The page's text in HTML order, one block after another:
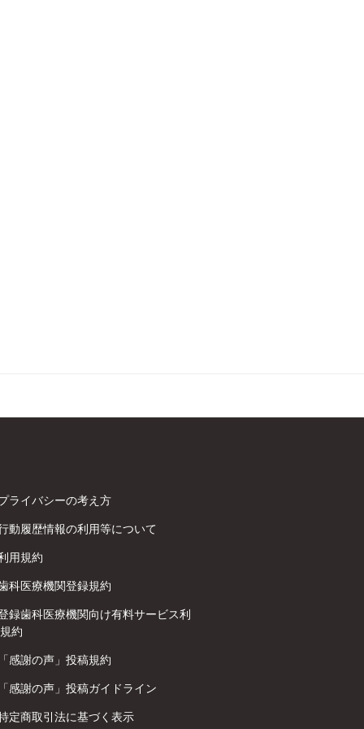
ライバシーの考え方
動履歴情報の利用等について
用規約
科医療機関登録規約
録歯科医療機関向け有料サービス利
約
「感謝の声」投稿規約
「感謝の声」投稿ガイドライン
定商取引法に基づく表示